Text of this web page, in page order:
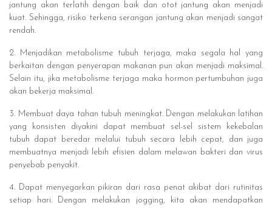
jantung akan terlatih dengan baik dan otot jantung akan menjadi
kuat. Sehingga, risiko terkena serangan jantung akan menjadi sangat
rendah.
2. Menjadikan metabolisme tubuh terjaga, maka segala hal yang
berkaitan dengan penyerapan makanan pun akan menjadi maksimal.
Selain itu, jika metabolisme terjaga maka hormon pertumbuhan juga
akan bekerja maksimal.
3. Membuat daya tahan tubuh meningkat. Dengan melakukan latihan
yang konsisten diyakini dapat membuat sel-sel sistem kekebalan
tubuh dapat beredar melalui tubuh secara lebih cepat, dan juga
membuatnya menjadi lebih efisien dalam melawan bakteri dan virus
penyebab penyakit.
4. Dapat menyegarkan pikiran dari rasa penat akibat dari rutinitas
setiap hari. Dengan melakukan jogging, kita akan mendapatkan